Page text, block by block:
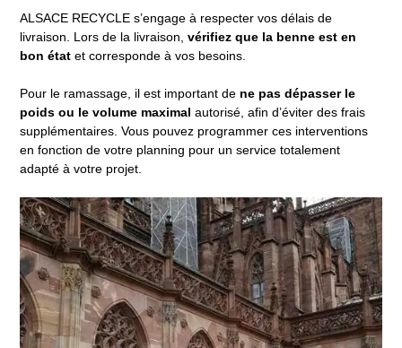
ALSACE RECYCLE s’engage à respecter vos délais de
livraison. Lors de la livraison,vérifiez que la benne est en
bon état et corresponde à vos besoins.
Pour le ramassage, il est important de ne pas dépasser le
poids ou le volume maximal autorisé, afin d’éviter des frais
supplémentaires. Vous pouvez programmer ces interventions
en fonction de votre planning pour un service totalement
adapté à votre projet.